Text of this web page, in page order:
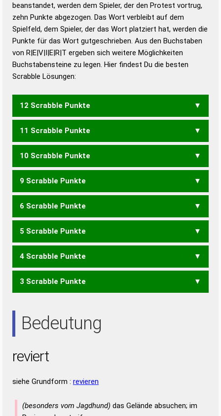
Duden – Standardwerk in 12 Bänden
Duden – Richtiges und gutes
Deutsch
Duden – Die deutsche Grammatik
Duden – Deutsches
beanstandet, werden dem Spieler, der den Protest vortrug,
zehn Punkte abgezogen. Das Wort verbleibt auf dem
Spielfeld, dem Spieler, der das Wort platziert hat, werden die
Punkte für das Wort gutgeschrieben. Aus den Buchstaben
von R|E|V|I|E|R|T ergeben sich weitere Möglichkeiten
Buchstabensteine zu legen. Hier findest Du die besten
Scrabble Lösungen:
12 Scrabble Punkte
VERREIT VERRIET VERTIER
11 Scrabble Punkte
VIERER VIERTE
10 Scrabble Punkte
VERTE VIERE
9 Scrabble Punkte
ERVE VITE
6 Scrabble Punkte
ERRIET REITER TRIERE
5 Scrabble Punkte
EIERT EITER EITRE IRRET
TRIER
4 Scrabble Punkte
EIER EIRE IRRE IRRT
3 Scrabble Punkte
Bedeutung
reviert
siehe Grundform : revieren
(besonders vom Jagdhund) das Gelände absuchen; im